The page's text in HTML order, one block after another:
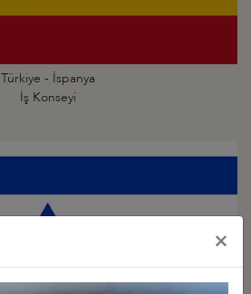
Türkiye - İspanya
İş Konseyi
×